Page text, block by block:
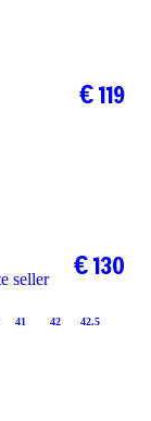
€ 119
seller
41 42 42.5
€ 130